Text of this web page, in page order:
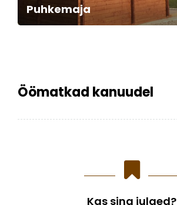
Puhkemaja
Öömatkad kanuudel
Kas sina julged?